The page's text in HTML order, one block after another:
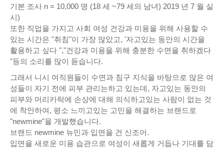
기본 조사 n = 10,000 명 (18 세 ~79 세의 남녀) 2019 년 7 월 실
시)
또한 직업을 가지고 사회 여성 건강과 미용을 위해 사용할 수
있는 시간은 "취침"이 가장 많았고, '자고있는 동안의 시간을
활용하고 싶다 ","건강과 미용을 위해 충분한 수면을 취하겠다
"등의 소리를 많이 듣습니다.
그래서 니시 여직원들이 수면과 침구 지식을 바탕으로 많은 여
성들이 자기 전에 피부 관리는하고 있는데, 자고있는 동안의
피부와 머리카락에 손상에 대해 의식하고있는 사람이 없는 것
에 착안하여, 평소 느끼고있는 고민을 해결하는 브랜드로
"newmine"을 개발했습니다.
브랜드 newmine 뉴민과 입면을 건 신조어.
입면을 새로운 미용 습관으로 여성이 새롭게 거듭나 기대를 담